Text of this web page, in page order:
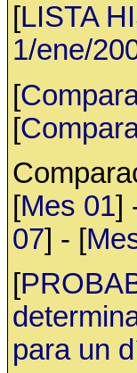
[LISTA
1/ene/
[
[
[Mes 01]
07] - [
[
para un